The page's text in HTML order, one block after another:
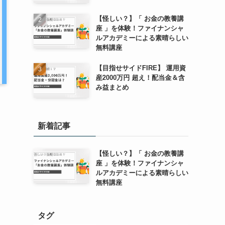
【怪しい？】「 お金の教養講
座 」を体験！ファイナンシャ
ルアカデミーによる素晴らしい
無料講座
【目指せサイドFIRE】 運用資
産2000万円 超え！配当金＆含
み益まとめ
新着記事
【怪しい？】「 お金の教養講
座 」を体験！ファイナンシャ
ルアカデミーによる素晴らしい
無料講座
タグ